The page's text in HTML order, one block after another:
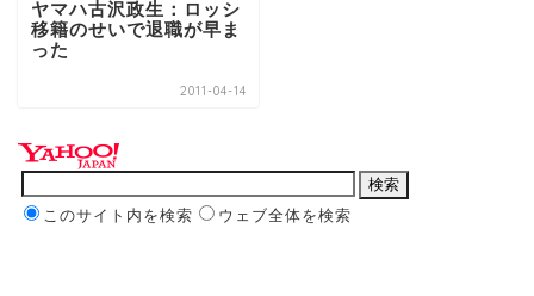
ヤマハ古沢政生：ロッシ
移籍のせいで退職が早ま
った
2011-04-14
このサイト内を検索 ウェブ全体を検索